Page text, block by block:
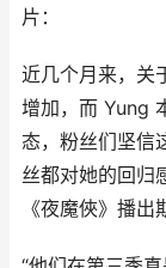
片：
近几个月来，关
增加，而 Yung
态，粉丝们坚信
丝都对她的回
《夜魔俠》播出